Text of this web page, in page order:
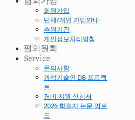
회원가입
단체/개인 가입안내
후원기관
개인정보처리방침
평의원회
Service
문의사항
과학기술인 DB 프로젝
트
경비 지원 신청서
2026 학술지 논문 업로
드